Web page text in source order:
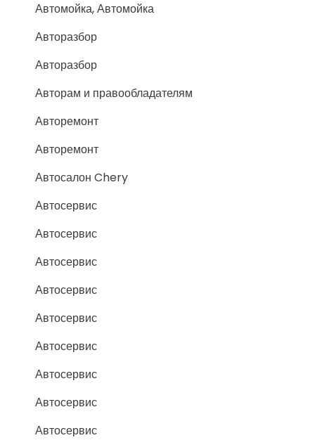
Автомойка, Автомойка
Авторазбор
Авторазбор
Авторам и правообладателям
Авторемонт
Авторемонт
Автосалон Chery
Автосервис
Автосервис
Автосервис
Автосервис
Автосервис
Автосервис
Автосервис
Автосервис
Автосервис